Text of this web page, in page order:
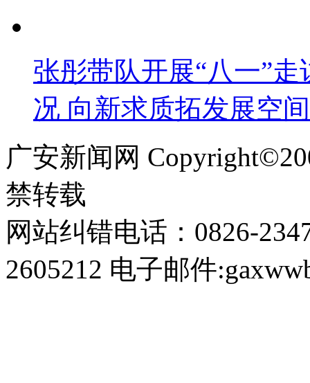
张彤带队开展“八一”
况 向新求质拓发展空
广安新闻网
禁转载
网站纠错电话：0826-
2605212 电子邮件